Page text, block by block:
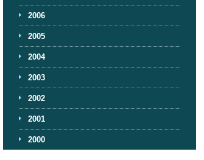
2006
2005
2004
2003
2002
2001
2000